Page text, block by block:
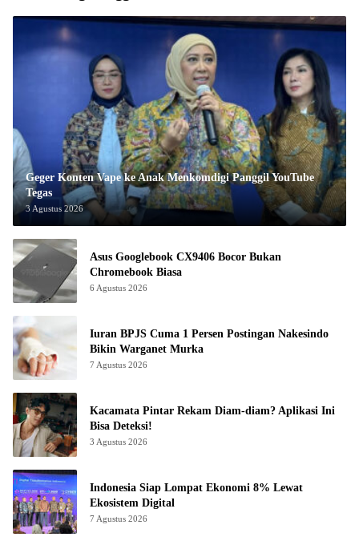
Geger Konten Vape ke Anak Menkomdigi Panggil YouTube
Tegas
3 Agustus 2026
Asus Googlebook CX9406 Bocor Bukan
Chromebook Biasa
6 Agustus 2026
Iuran BPJS Cuma 1 Persen Postingan Nakesindo
Bikin Warganet Murka
7 Agustus 2026
Kacamata Pintar Rekam Diam-diam? Aplikasi Ini
Bisa Deteksi!
3 Agustus 2026
Indonesia Siap Lompat Ekonomi 8% Lewat
Ekosistem Digital
7 Agustus 2026